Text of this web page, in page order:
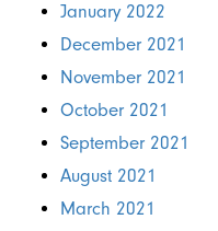
January 2022
December 2021
November 2021
October 2021
September 2021
August 2021
March 2021